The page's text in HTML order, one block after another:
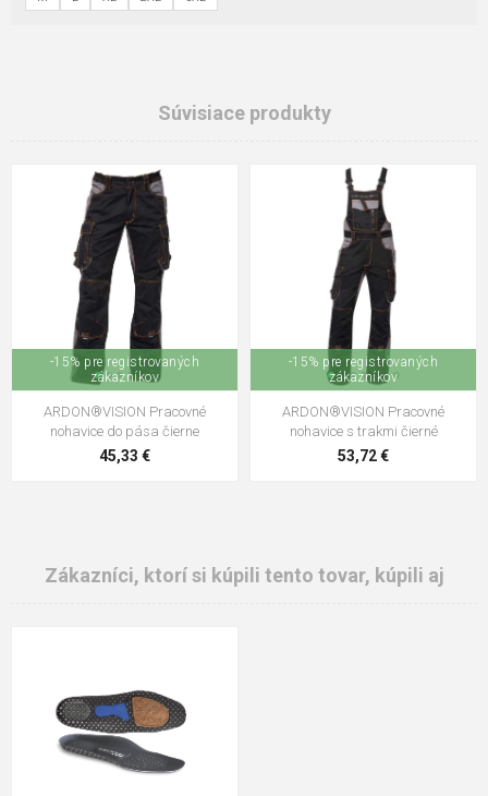
Súvisiace produkty
-15% pre registrovaných
zákazníkov
ARDON®VISION Pracovné
nohavice do pása čierne
45,33 €
-15% pre registrovaných
zákazníkov
ARDON®VISION Pracovné
nohavice s trakmi čierné
53,72 €
Zákazníci, ktorí si kúpili tento tovar, kúpili aj